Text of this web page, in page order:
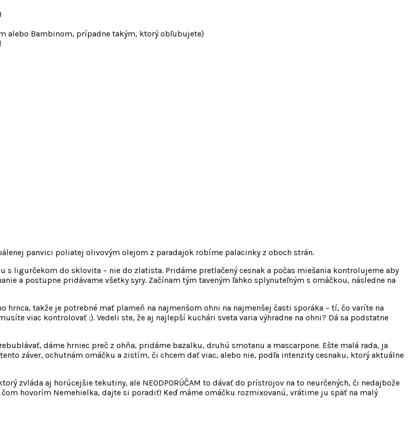
alebo Bambinom, prípadne takým, ktorý obľubujete)
panvici poliatej olivovým olejom z paradajok robíme palacinky z oboch strán.
ligurčekom do sklovita – nie do zlatista. Pridáme pretlačený cesnak a počas miešania kontrolujeme aby
a postupne pridávame všetky syry. Začínam tým taveným ľahko splynuteľným s omáčkou, následne na
takže je potrebné mať plameň na najmenšom ohni na najmenšej časti sporáka – tí, čo varíte na
viac kontrolovať :). Vedeli ste, že aj najlepší kuchári sveta varia výhradne na ohni? Dá sa podstatne
dáme hrniec preč z ohňa, pridáme bazalku, druhú smotanu a mascarpone. Ešte malá rada, ja
záver, ochutnám omáčku a zistím, či chcem dať viac, alebo nie, podľa intenzity cesnaku, ktorý aktuálne
zvláda aj horúcejšie tekutiny, ale NEODPORÚČAM to dávať do prístrojov na to neurčených, či nedajbože
hovorím Nemehielka, dajte si poradiť! Keď máme omáčku rozmixovanú, vrátime ju späť na malý